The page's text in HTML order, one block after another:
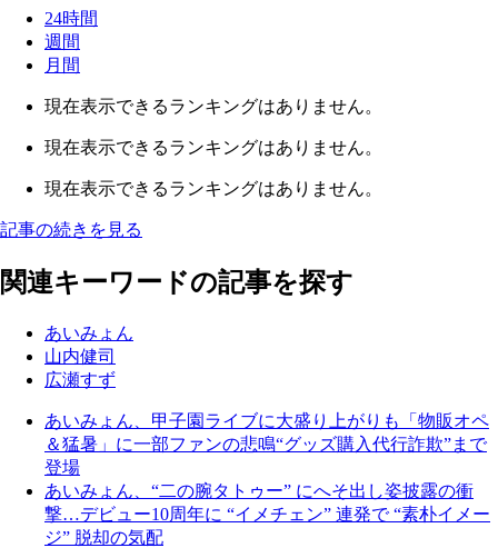
24時間
週間
月間
現在表示できるランキングはありません。
現在表示できるランキングはありません。
現在表示できるランキングはありません。
記事の続きを見る
関連キーワードの記事を探す
あいみょん
山内健司
広瀬すず
あいみょん、甲子園ライブに大盛り上がりも「物販オペ
＆猛暑」に一部ファンの悲鳴“グッズ購入代行詐欺”まで
登場
あいみょん、“二の腕タトゥー” にへそ出し姿披露の衝
撃…デビュー10周年に “イメチェン” 連発で “素朴イメー
ジ” 脱却の気配